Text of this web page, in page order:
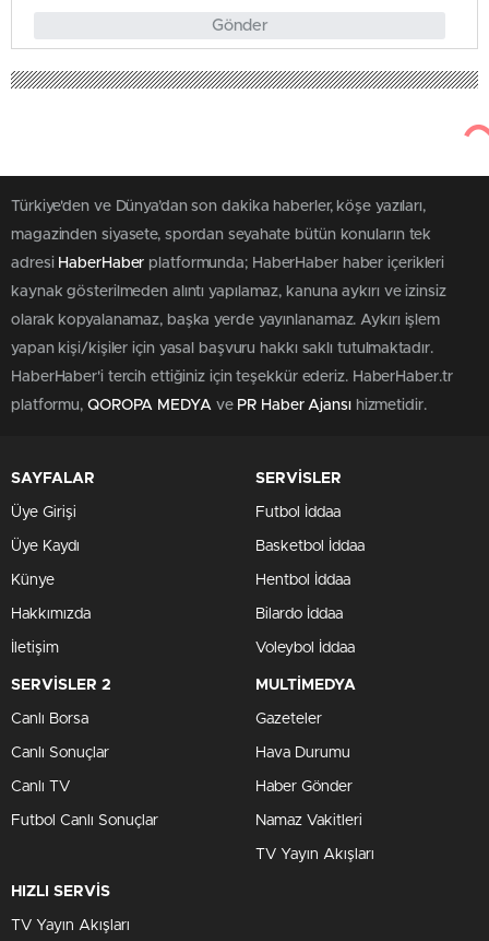
Gönder
Türkiye'den ve Dünya’dan son dakika haberler, köşe yazıları,
magazinden siyasete, spordan seyahate bütün konuların tek
adresi HaberHaber platformunda; HaberHaber haber içerikleri
kaynak gösterilmeden alıntı yapılamaz, kanuna aykırı ve izinsiz
olarak kopyalanamaz, başka yerde yayınlanamaz. Aykırı işlem
yapan kişi/kişiler için yasal başvuru hakkı saklı tutulmaktadır.
HaberHaber'i tercih ettiğiniz için teşekkür ederiz. HaberHaber.tr
platformu, QOROPA MEDYAve PR Haber Ajansıhizmetidir.
SAYFALAR
Üye Girişi
Üye Kaydı
Künye
Hakkımızda
İletişim
SERVİSLER
Futbol İddaa
Basketbol İddaa
Hentbol İddaa
Bilardo İddaa
Voleybol İddaa
SERVİSLER 2
Canlı Borsa
Canlı Sonuçlar
Canlı TV
Futbol Canlı Sonuçlar
MULTİMEDYA
Gazeteler
Hava Durumu
Haber Gönder
Namaz Vakitleri
TV Yayın Akışları
HIZLI SERVİS
TV Yayın Akışları